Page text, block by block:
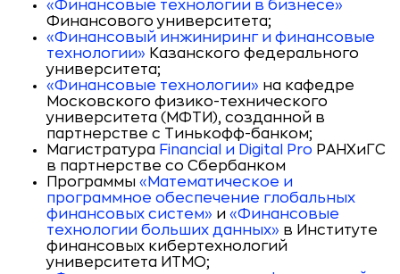
«Финансовые технологии в бизнесе»
Финансового университета;
«Финансовый инжиниринг и финансовые
технологии» Казанского федерального
университета;
«Финансовые технологии» на кафедре
Московского физико-технического
университета (МФТИ), созданной в
партнерстве с Тинькофф-банком;
Магистратура Financial и Digital Pro РАНХиГС
в партнерстве со Сбербанком
Программы «Математическое и
программное обеспечение глобальных
финансовых систем» и «Финансовые
технологии больших данных» в Институте
финансовых кибертехнологий
университета ИТМО;